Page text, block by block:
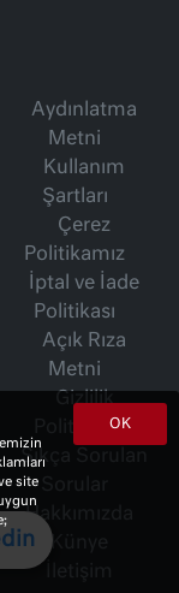
Aydınlatma
Metni
Kullanım
Şartları
Çerez
Politikamız
İptal ve İade
Politikası
Açık Rıza
Metni
Gizlilik
Politikası
Sıkça Sorulan
Hakkımızda
Künye
OK
site